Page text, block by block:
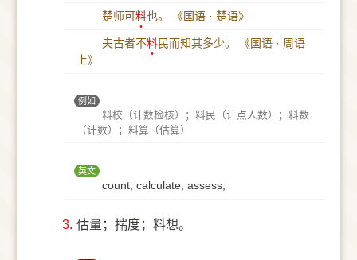
楚师可料也。 《国语 · 楚语》
夫古者不料民而知其多少。
《国语 · 周语
上》
例如
料校（计数检核）；料民（计点人数）；料数
（计数）；料算（估算）
英文
count; calculate; assess;
3. 估量；揣度；料想。